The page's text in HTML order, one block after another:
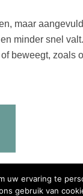
maar
minder snel
beweegt, zoals
uw ervaring te
gebruik van